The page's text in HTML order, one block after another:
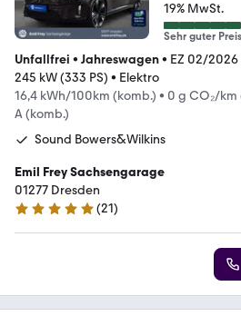
19% MwSt.
Sehr guter Preis
Unfallfrei • Jahreswagen• EZ 02/2026
245 kW (333 PS) • Elektro
16,4 kWh/100km (komb.) • 0 g CO₂/km
A (komb.)
Sound Bowers&Wilkins
Emil Frey Sachsengarage
01277 Dresden
5 Sterne
(21)